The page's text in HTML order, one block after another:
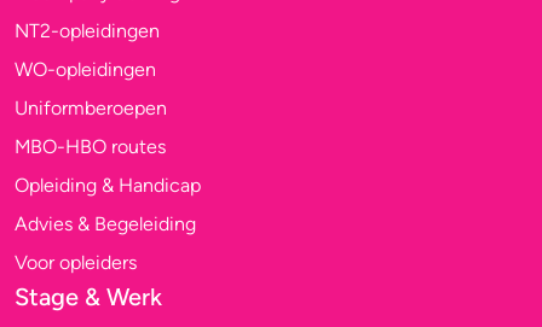
NT2-opleidingen
WO-opleidingen
Uniformberoepen
MBO-HBO routes
Opleiding & Handicap
Advies & Begeleiding
Voor opleiders
Stage & Werk